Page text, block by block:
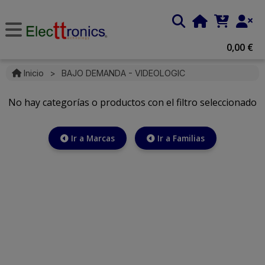
0,00 €
Inicio > BAJO DEMANDA - VIDEOLOGIC
No hay categorías o productos con el filtro seleccionado
Ir a Marcas Ir a Familias